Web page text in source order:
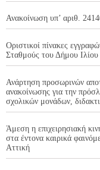
Ανακοίνωση υπ’ αριθ.
Οριστικοί πίνακες
Σταθμούς του Δήμου
Ανάρτηση προσωρινών
ανακοίνωσης για την
σχολικών μονάδων,
Άμεση η επιχειρησιακή
στα έντονα καιρικά
Αττική